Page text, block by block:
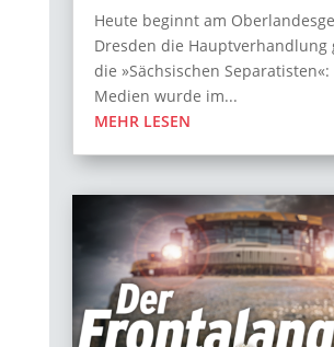
Heute beginnt am
Dresden die Hauptverhandlung
die »Sächsischen
Medien wurde im...
MEHR LESEN